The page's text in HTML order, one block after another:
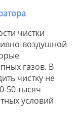
чистки
воздушной
газов. В
чистку не
50 тысяч
условий